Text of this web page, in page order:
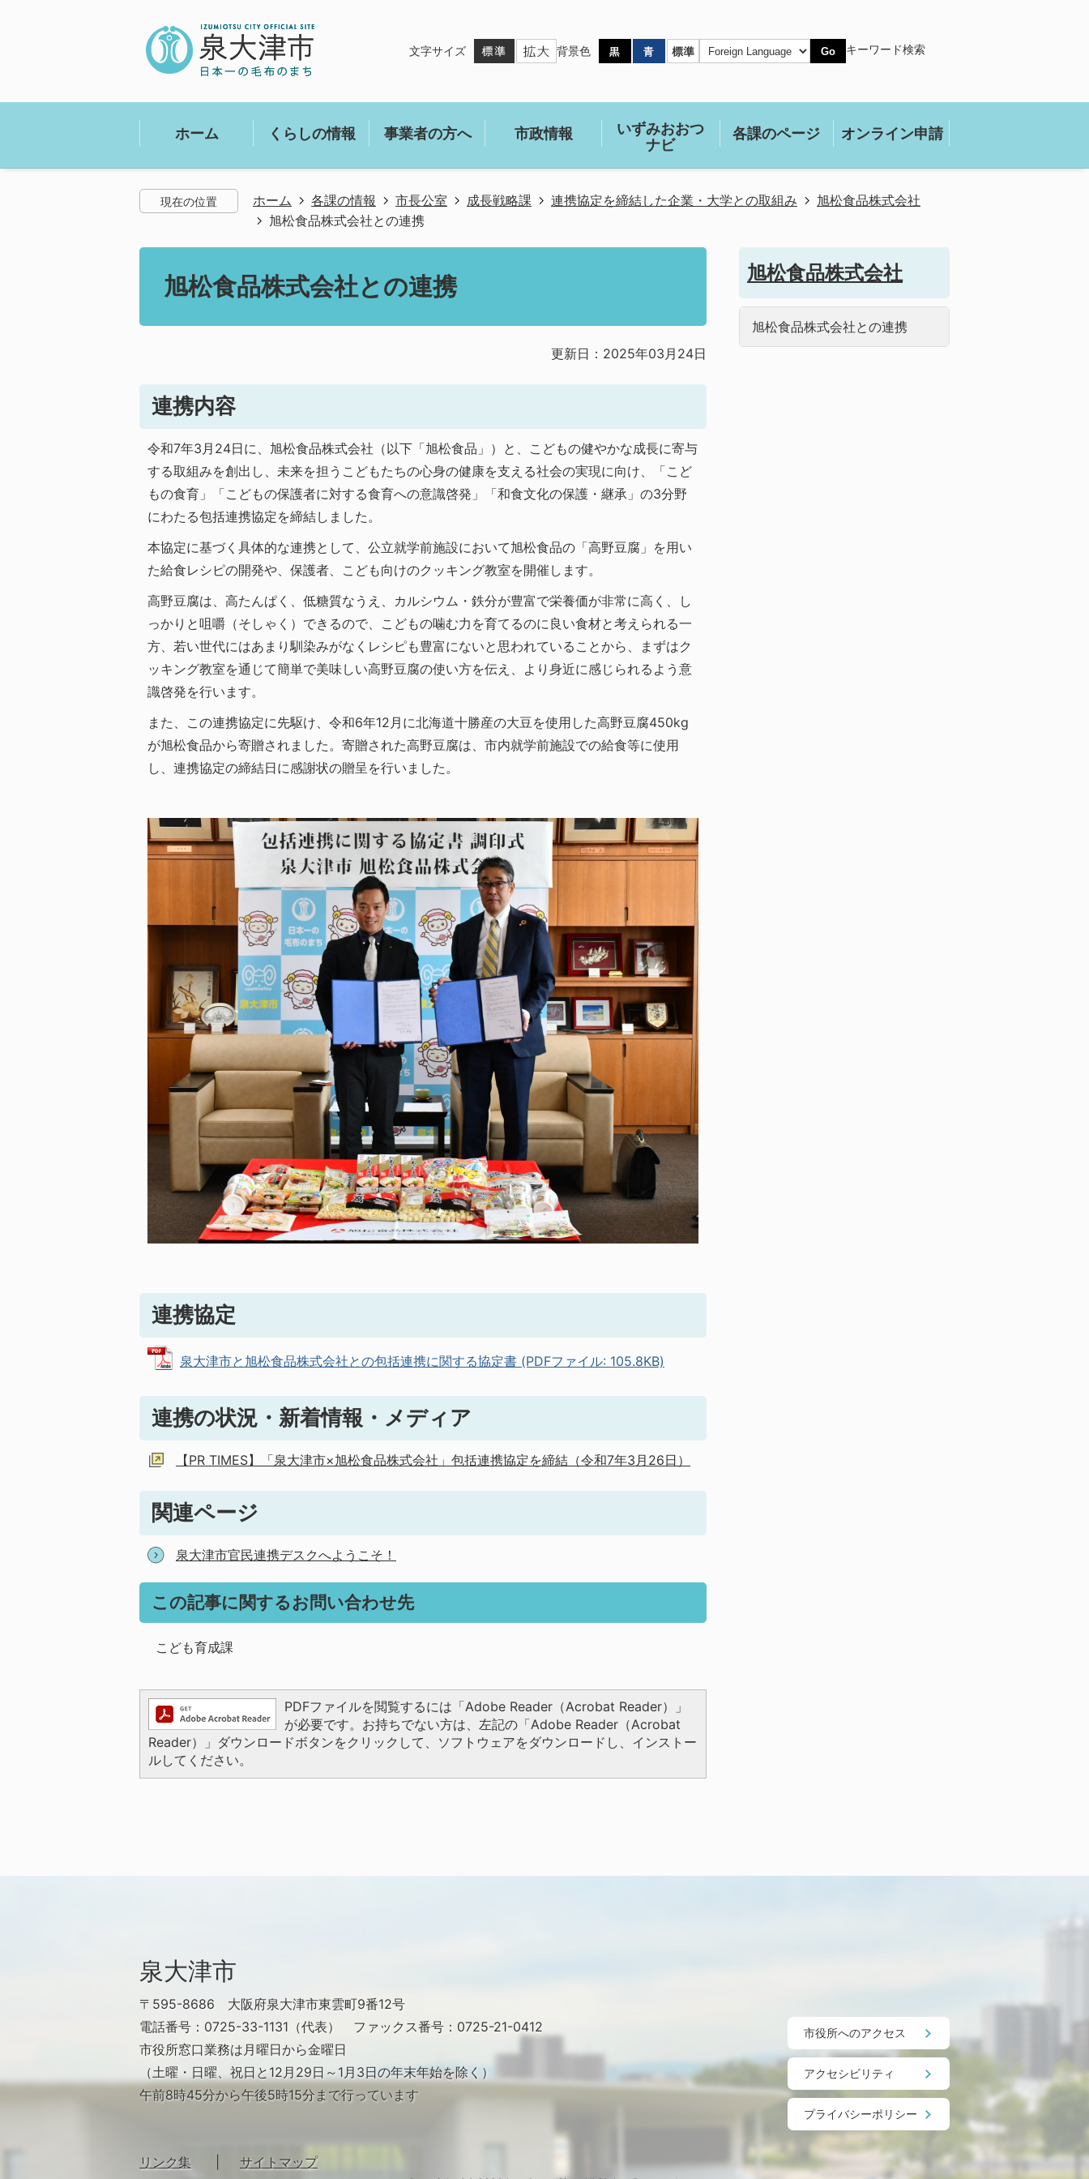
文字サイズ 背景色 Go キーワード検索
ホーム くらしの情報 事業者の方へ 市政情報
いずみおおつ
ナビ
各課のページ オンライン申請
現在の位置 ホーム 各課の情報 市長公室 成長戦略課 連携協定を締結した企業・大学との取組み
旭松食品株式会社
旭松食品株式会社との連携
旭松食品株式会社との連携
更新日：2025年03月24日
連携内容
令和7年3月24日に、旭松食品株式会社（以下「旭松食品」）と、こどもの健やかな成長に寄与
する取組みを創出し、未来を担うこどもたちの心身の健康を支える社会の実現に向け、「こど
もの食育」「こどもの保護者に対する食育への意識啓発」「和食文化の保護・継承」の3分野
にわたる包括連携協定を締結しました。
本協定に基づく具体的な連携として、公立就学前施設において旭松食品の「高野豆腐」を用い
た給食レシピの開発や、保護者、こども向けのクッキング教室を開催します。
高野豆腐は、高たんぱく、低糖質なうえ、カルシウム・鉄分が豊富で栄養価が非常に高く、し
っかりと咀嚼（そしゃく）できるので、こどもの噛む力を育てるのに良い食材と考えられる一
方、若い世代にはあまり馴染みがなくレシピも豊富にないと思われていることから、まずはク
ッキング教室を通じて簡単で美味しい高野豆腐の使い方を伝え、より身近に感じられるよう意
識啓発を行います。
また、この連携協定に先駆け、令和6年12月に北海道十勝産の大豆を使用した高野豆腐450kg
が旭松食品から寄贈されました。寄贈された高野豆腐は、市内就学前施設での給食等に使用
し、連携協定の締結日に感謝状の贈呈を行いました。
連携協定
泉大津市と旭松食品株式会社との包括連携に関する協定書 (PDFファイル: 105.8KB)
連携の状況・新着情報・メディア
【PR TIMES】「泉大津市×旭松食品株式会社」包括連携協定を締結（令和7年3月26日）
関連ページ
泉大津市官民連携デスクへようこそ！
この記事に関するお問い合わせ先
こども育成課
PDFファイルを閲覧するには「Adobe Reader（Acrobat Reader）」
が必要です。お持ちでない方は、左記の「Adobe Reader（Acrobat
Reader）」ダウンロードボタンをクリックして、ソフトウェアをダウンロードし、インストー
ルしてください。
旭松食品株式会社
旭松食品株式会社との連携
泉大津市
〒595-8686 大阪府泉大津市東雲町9番12号
電話番号：0725-33-1131（代表） ファックス番号：0725-21-0412
市役所窓口業務は月曜日から金曜日
（土曜・日曜、祝日と12月29日～1月3日の年末年始を除く）
午前8時45分から午後5時15分まで行っています
市役所へのアクセス
アクセシビリティ
プライバシーポリシー
リンク集 サイトマップ